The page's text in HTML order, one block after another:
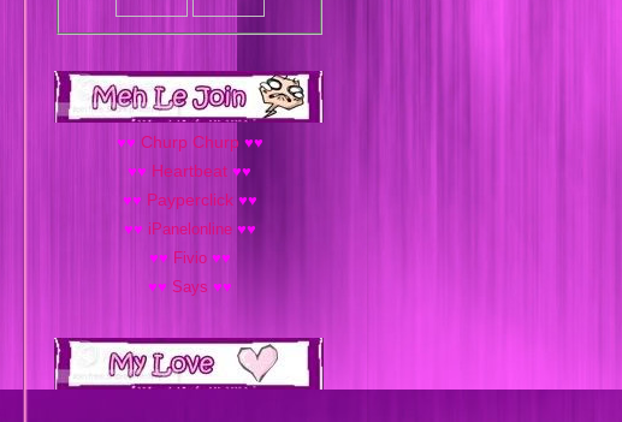
♥♥ Churp Churp ♥♥
♥♥ Heartbeat ♥♥
♥♥ Payperclick ♥♥
♥♥ iPanelonline ♥♥
♥♥ Fivio ♥♥
♥♥ Says ♥♥